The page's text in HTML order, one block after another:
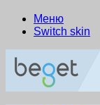
Меню
Switch skin